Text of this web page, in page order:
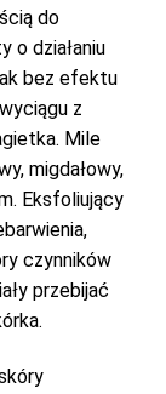
do
o działaniu
bez efektu
z
Mile
migdałowy,
Eksfoliujący
czynników
przebijać